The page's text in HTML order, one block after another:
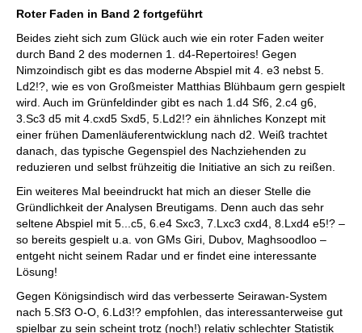
Roter Faden in Band 2 fortgeführt
Beides zieht sich zum Glück auch wie ein roter Faden weiter
durch Band 2 des modernen 1. d4-Repertoires! Gegen
Nimzoindisch gibt es das moderne Abspiel mit 4. e3 nebst 5.
Ld2!?, wie es von Großmeister Matthias Blühbaum gern gespielt
wird. Auch im Grünfeldinder gibt es nach 1.d4 Sf6, 2.c4 g6,
3.Sc3 d5 mit 4.cxd5 Sxd5, 5.Ld2!? ein ähnliches Konzept mit
einer frühen Damenläuferentwicklung nach d2. Weiß trachtet
danach, das typische Gegenspiel des Nachziehenden zu
reduzieren und selbst frühzeitig die Initiative an sich zu reißen.
Ein weiteres Mal beeindruckt hat mich an dieser Stelle die
Gründlichkeit der Analysen Breutigams. Denn auch das sehr
seltene Abspiel mit 5...c5, 6.e4 Sxc3, 7.Lxc3 cxd4, 8.Lxd4 e5!? –
so bereits gespielt u.a. von GMs Giri, Dubov, Maghsoodloo –
entgeht nicht seinem Radar und er findet eine interessante
Lösung!
Gegen Königsindisch wird das verbesserte Seirawan-System
nach 5.Sf3 O-O, 6.Ld3!? empfohlen, das interessanterweise gut
spielbar zu sein scheint trotz (noch!) relativ schlechter Statistik